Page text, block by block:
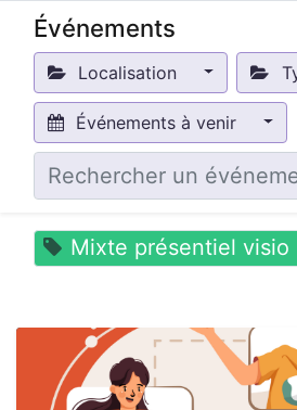
Événements
Localisation
Événements à venir
Mixte présentiel visio